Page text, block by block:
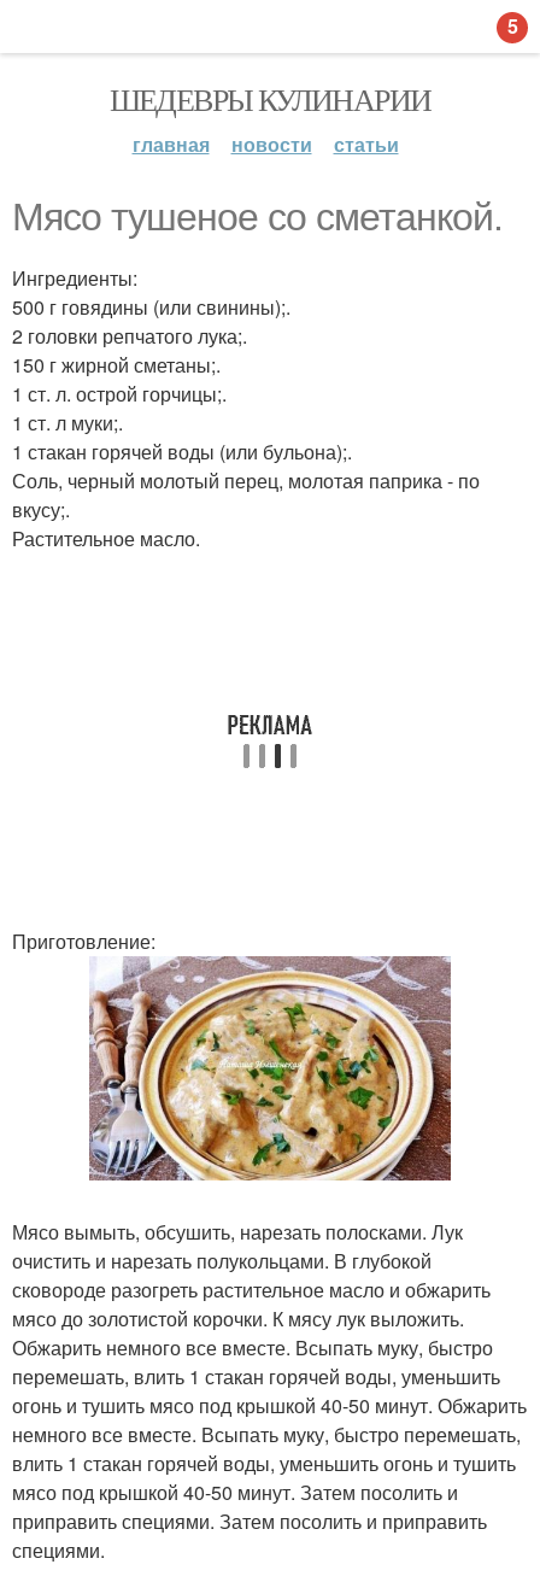
ШЕДЕВРЫ КУЛИНАРИИ
главная новости статьи
Мясо тушеное со сметанкой.
Ингредиенты:
500 г говядины (или свинины);.
2 головки репчатого лука;.
150 г жирной сметаны;.
1 ст. л. острой горчицы;.
1 ст. л муки;.
1 стакан горячей воды (или бульона);.
Соль, черный молотый перец, молотая паприка - по
вкусу;.
Растительное масло.
Приготовление:
Мясо вымыть, обсушить, нарезать полосками. Лук
очистить и нарезать полукольцами. В глубокой
сковороде разогреть растительное масло и обжарить
мясо до золотистой корочки. К мясу лук выложить.
Обжарить немного все вместе. Всыпать муку, быстро
перемешать, влить 1 стакан горячей воды, уменьшить
огонь и тушить мясо под крышкой 40-50 минут. Обжарить
немного все вместе. Всыпать муку, быстро перемешать,
влить 1 стакан горячей воды, уменьшить огонь и тушить
мясо под крышкой 40-50 минут. Затем посолить и
приправить специями. Затем посолить и приправить
специями.
5